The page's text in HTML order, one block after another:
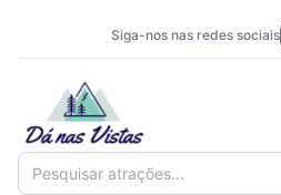
Siga-nos nas redes sociais
Pesquisar atrações...